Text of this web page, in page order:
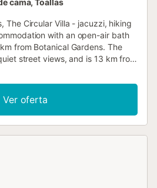
The Circular Villa - jacuzzi, hiking
with an open-air bath
from Botanical Gardens. The
street views, and is 13 km from
Ver oferta